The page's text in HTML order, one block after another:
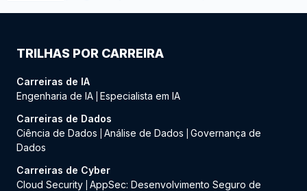
TRILHAS POR CARREIRA
Carreiras de IA
Engenharia de IA Especialista em IA
Carreiras de Dados
Ciência de Dados
Análise de Dados
Governança de
Dados
Carreiras de Cyber
Cloud Security AppSec: Desenvolvimento Seguro de